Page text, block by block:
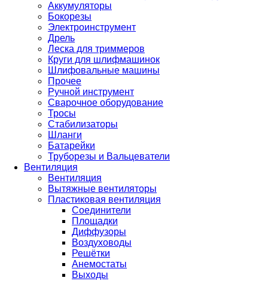
Аккумуляторы
Бокорезы
Электроинструмент
Дрель
Леска для триммеров
Круги для шлифмашинок
Шлифовальные машины
Прочее
Ручной инструмент
Сварочное оборудование
Тросы
Стабилизаторы
Шланги
Батарейки
Труборезы и Вальцеватели
Вентиляция
Вентиляция
Вытяжные вентиляторы
Пластиковая вентиляция
Соединители
Площадки
Диффузоры
Воздуховоды
Решётки
Анемостаты
Выходы